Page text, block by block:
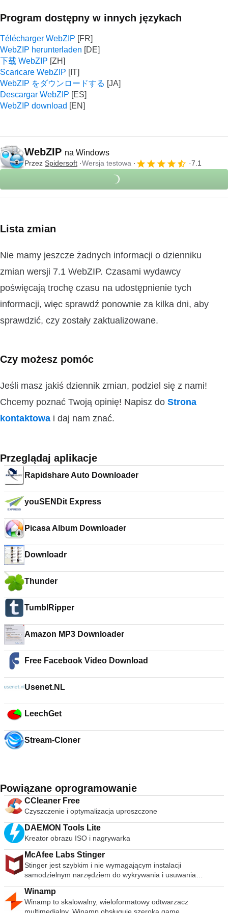
Program dostępny w innych językach
Télécharger WebZIP
WebZIP herunterladen
下载 WebZIP
Scaricare WebZIP
WebZIP をダウンロードする
Descargar WebZIP
WebZIP download
WebZIP na Windows
Przez Spidersoft Wersja testowa 7.1
Lista zmian
Nie mamy jeszcze żadnych informacji o dzienniku
zmian wersji 7.1 WebZIP. Czasami wydawcy
poświęcają trochę czasu na udostępnienie tych
informacji, więc sprawdź ponownie za kilka dni, aby
sprawdzić, czy zostały zaktualizowane.
Czy możesz pomóc
Jeśli masz jakiś dziennik zmian, podziel się z nami!
Chcemy poznać Twoją opinię! Napisz do Strona
kontaktowa i daj nam znać.
Przeglądaj aplikacje
Rapidshare Auto Downloader
youSENDit Express
Picasa Album Downloader
Downloadr
Thunder
TumblRipper
Amazon MP3 Downloader
Free Facebook Video Download
Usenet.NL
LeechGet
Stream-Cloner
Powiązane oprogramowanie
CCleaner Free
Czyszczenie i optymalizacja uproszczone
DAEMON Tools Lite
Kreator obrazu ISO i nagrywarka
McAfee Labs Stinger
Stinger jest szybkim i nie wymagającym instalacji
samodzielnym narzędziem do wykrywania i usuwania
powszechnego złośliwego oprogramowania i zagrożeń,
idealne, jeśli komputer jest już zainfekowany. Chociaż Stinger
nie zastępuje pełnowartościowego oprogramowania
Winamp
Winamp to skalowalny, wieloformatowy odtwarzacz